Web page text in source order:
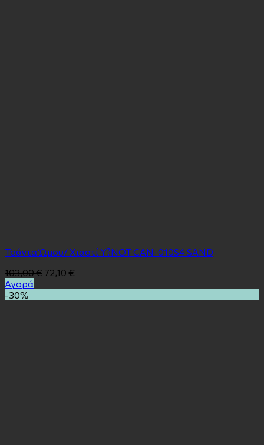
Τσάντα Ώμου/ Χιαστί Y?NOT CAN-010S4 SAND
103,00€ 72,10 €
Αγορά
-30%